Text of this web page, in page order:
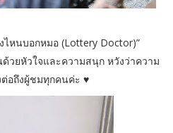
ไหนบอกหมอ (Lottery Doctor)”
วยหัวใจและความสนุก หวังว่าความ
ต่อถึงผู้ชมทุกคนค่ะ ♥